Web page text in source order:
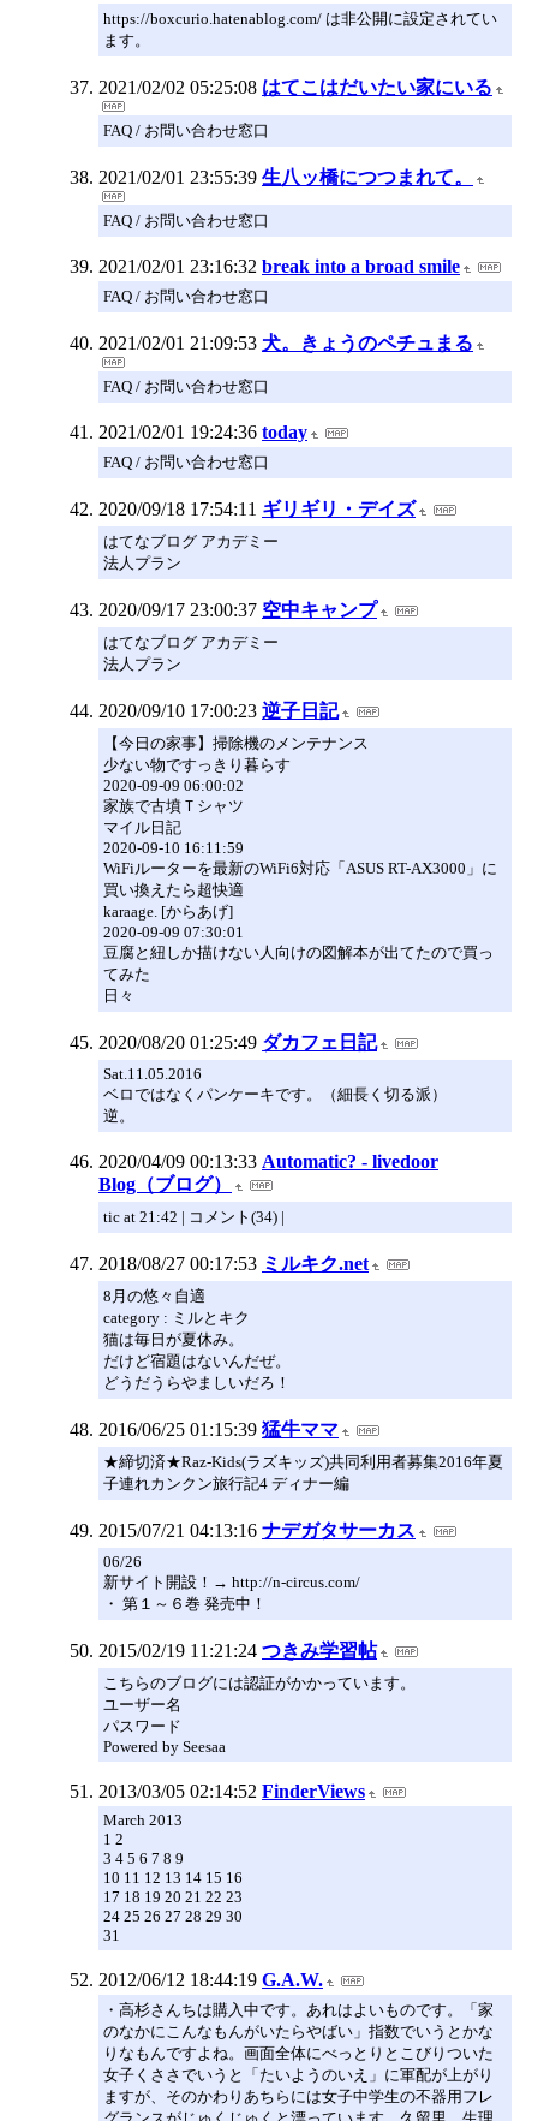
https://boxcurio.hatenablog.com/ は非公開に設定されてい
ます。
2021/02/02 05:25:08 はてこはだいたい家にいる
FAQ / お問い合わせ窓口
2021/02/01 23:55:39 生八ッ橋につつまれて。
FAQ / お問い合わせ窓口
2021/02/01 23:16:32 break into a broad smile
FAQ / お問い合わせ窓口
2021/02/01 21:09:53 犬。きょうのペチュまる
FAQ / お問い合わせ窓口
2021/02/01 19:24:36 today
FAQ / お問い合わせ窓口
2020/09/18 17:54:11 ギリギリ・デイズ
はてなブログ アカデミー
法人プラン
2020/09/17 23:00:37 空中キャンプ
はてなブログ アカデミー
法人プラン
2020/09/10 17:00:23 逆子日記
【今日の家事】掃除機のメンテナンス
少ない物ですっきり暮らす
2020-09-09 06:00:02
家族で古墳Ｔシャツ
マイル日記
2020-09-10 16:11:59
WiFiルーターを最新のWiFi6対応「ASUS RT-AX3000」に
買い換えたら超快適
karaage. [からあげ]
2020-09-09 07:30:01
豆腐と紐しか描けない人向けの図解本が出てたので買っ
てみた
日々
2020/08/20 01:25:49 ダカフェ日記
Sat.11.05.2016
ベロではなくパンケーキです。（細長く切る派）
逆。
2020/04/09 00:13:33 Automatic? - livedoor
Blog（ブログ）
tic at 21:42 | コメント(34) |
2018/08/27 00:17:53 ミルキク.net
8月の悠々自適
category : ミルとキク
猫は毎日が夏休み。
だけど宿題はないんだぜ。
どうだうらやましいだろ！
2016/06/25 01:15:39 猛牛ママ
★締切済★Raz-Kids(ラズキッズ)共同利用者募集2016年夏
子連れカンクン旅行記4 ディナー編
2015/07/21 04:13:16 ナデガタサーカス
06/26
新サイト開設！→ http://n-circus.com/
・ 第１～６巻 発売中！
2015/02/19 11:21:24 つきみ学習帖
こちらのブログには認証がかかっています。
ユーザー名
パスワード
Powered by Seesaa
2013/03/05 02:14:52 FinderViews
March 2013
1 2
3 4 5 6 7 8 9
10 11 12 13 14 15 16
17 18 19 20 21 22 23
24 25 26 27 28 29 30
31
2012/06/12 18:44:19 G.A.W.
・高杉さんちは購入中です。あれはよいものです。「家
のなかにこんなもんがいたらやばい」指数でいうとかな
りなもんですよね。画面全体にべっとりとこびりついた
女子くささでいうと「たいようのいえ」に軍配が上がり
ますが、そのかわりあちらには女子中学生の不器用フレ